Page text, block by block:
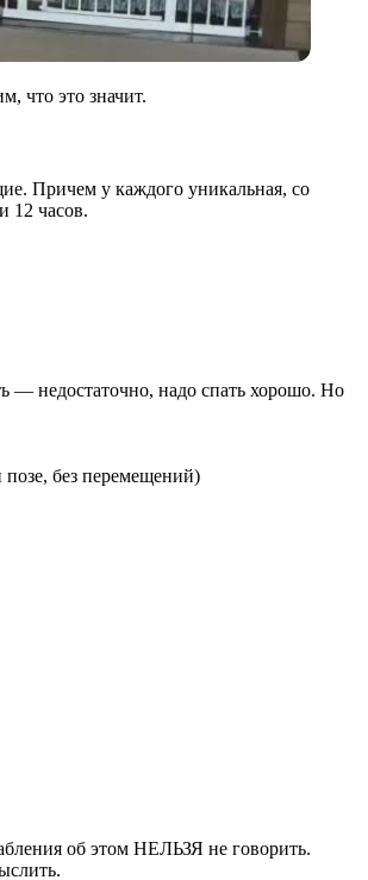
что это значит.
Причем у каждого уникальная, со
12 часов.
— недостаточно, надо спать хорошо. Но
без перемещений)
об этом НЕЛЬЗЯ не говорить.